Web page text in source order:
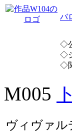
バ
◇
◇
◇
M005
ヴィヴァル